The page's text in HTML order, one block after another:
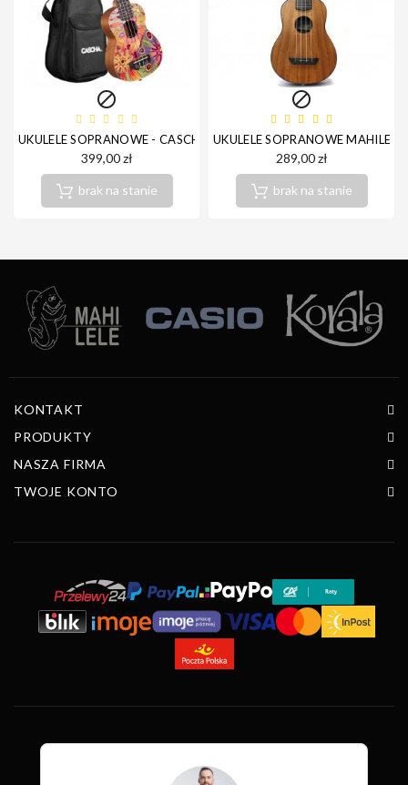

UKULELE SOPRANOWE - CASCHA HH2603 SOPRANO UKULELE ART
399,00 zł
brak na stanie

UKULELE SOPRANOWE
289,00 zł
brak na stanie
KONTAKT
PRODUKTY
NASZA FIRMA
TWOJE KONTO